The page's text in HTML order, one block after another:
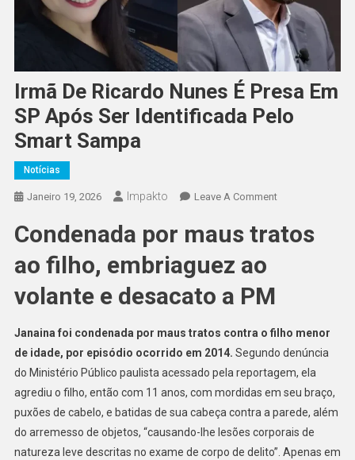
Irmã De Ricardo Nunes É Presa Em
SP Após Ser Identificada Pelo
Smart Sampa
Notícias
Janeiro 19, 2026 Impakto Leave A CommentOn
De
Após
Ser
Identificada
Pelo
Smart
Sampa
Condenada por maus tratos
ao filho, embriaguez ao
volante e desacato a PM
Janaina foi condenada por maus tratos contra o filho menor
de idade, por episódio ocorrido em 2014. Segundo denúncia
do Ministério Público paulista acessado pela reportagem, ela
agrediu o filho, então com 11 anos, com mordidas em seu braço,
puxões de cabelo, e batidas de sua cabeça contra a parede, além
do arremesso de objetos, “causando-lhe lesões corporais de
natureza leve descritas no exame de corpo de delito”. Apenas em